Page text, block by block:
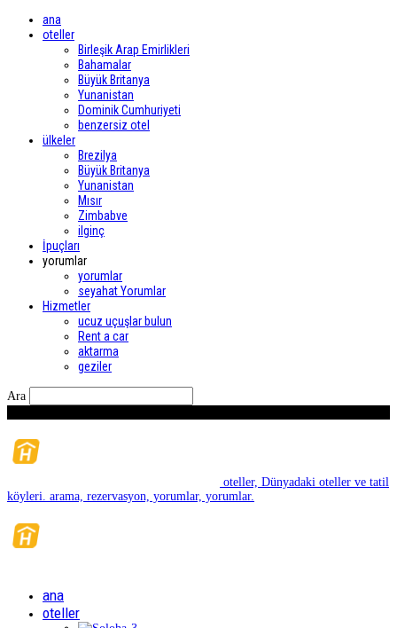
ana
oteller
Birleşik Arap Emirlikleri
Bahamalar
Büyük Britanya
Yunanistan
Dominik Cumhuriyeti
benzersiz otel
ülkeler
Brezilya
Büyük Britanya
Yunanistan
Mısır
Zimbabve
ilginç
İpuçları
yorumlar
yorumlar
seyahat Yorumlar
Hizmetler
ucuz uçuşlar bulun
Rent a car
aktarma
geziler
Ara
oteller, Dünyadaki oteller ve tatil
köyleri. arama, rezervasyon, yorumlar, yorumlar.
ana
oteller